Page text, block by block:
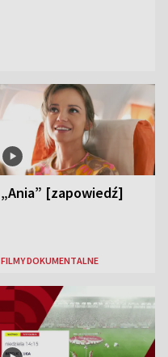
„Ania” [zapowiedź]
FILMY DOKUMENTALNE